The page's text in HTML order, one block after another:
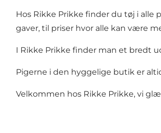
Hos Rikke Prikke finder du tøj i
gaver, til priser hvor alle kan være
I Rikke Prikke finder man et bredt
Pigerne i den hyggelige butik er
Velkommen hos Rikke Prikke, vi